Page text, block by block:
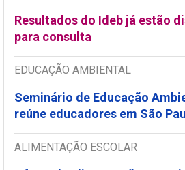
Resultados do Ideb já estão
para consulta
EDUCAÇÃO AMBIENTAL
Seminário de Educação
reúne educadores em São
ALIMENTAÇÃO ESCOLAR